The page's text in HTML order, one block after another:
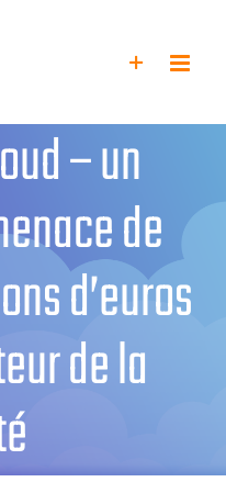
– un
de
d’euros
de la